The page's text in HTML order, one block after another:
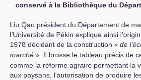
conservé à la Bibliothèque du
Liu Qao président du Département de
l’Université de Pékin explique ainsi
1978 décidant de la construction « de
marché». Il brosse le tableau précis de
comme la réforme agraire permettant la
aux paysans, l’autorisation de produire